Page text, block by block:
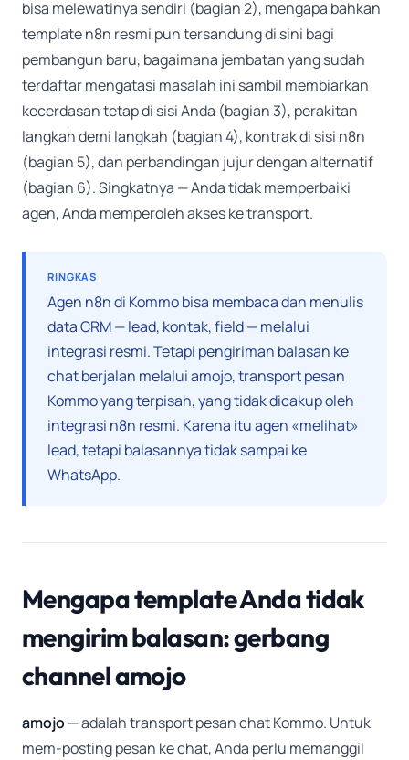
bisa melewatinya sendiri (bagian 2), mengapa bahkan
template n8n resmi pun tersandung di sini bagi
pembangun baru, bagaimana jembatan yang sudah
terdaftar mengatasi masalah ini sambil membiarkan
kecerdasan tetap di sisi Anda (bagian 3), perakitan
langkah demi langkah (bagian 4), kontrak di sisi n8n
(bagian 5), dan perbandingan jujur dengan alternatif
(bagian 6). Singkatnya — Anda tidak memperbaiki
agen, Anda memperoleh akses ke transport.
RINGKAS
Agen n8n di Kommo bisa membaca dan menulis
data CRM — lead, kontak, field — melalui
integrasi resmi. Tetapi pengiriman balasan ke
chat berjalan melalui amojo, transport pesan
Kommo yang terpisah, yang tidak dicakup oleh
integrasi n8n resmi. Karena itu agen «melihat»
lead, tetapi balasannya tidak sampai ke
WhatsApp.
Mengapa template Anda tidak
mengirim balasan: gerbang
channel amojo
amojo — adalah transport pesan chat Kommo. Untuk
mem-posting pesan ke chat, Anda perlu memanggil